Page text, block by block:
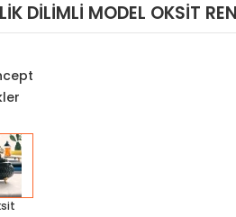
DİLİMLİ MODEL OKSİT